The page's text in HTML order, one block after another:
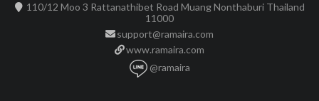
110/12 Moo 3 Rattanathibet Road Muang Nonthaburi Thailand
11000
support@ramaira.com
www.ramaira.com
@ramaira